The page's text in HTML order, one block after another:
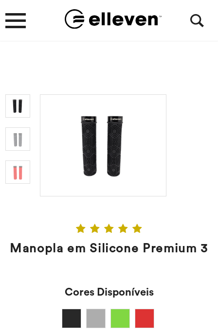
Manopla em Silicone Premium 3
Cores Disponíveis